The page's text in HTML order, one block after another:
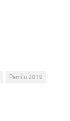
Pemilu 2019